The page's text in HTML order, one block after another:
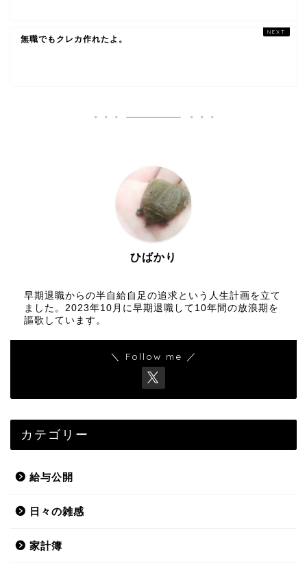
無職でもクレカ作れたよ。
ひばかり
早期退職からの半自給自足の追求という人生計画を立て
ました。2023年10月に早期退職して10年間の放浪期を
謳歌しています。
＼ Follow me ／
カテゴリー
給与公開
日々の雑感
家計簿